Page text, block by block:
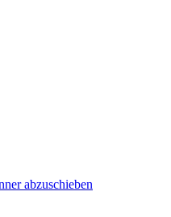
abzuschieben